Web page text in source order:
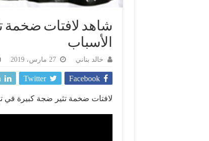
شاهد لافتات ضخمة
الأسباب
خالد بناني 27 مارس، 2019
Facebook
Twitter
لافتات ضخمة تثير ضجة كبيرة في